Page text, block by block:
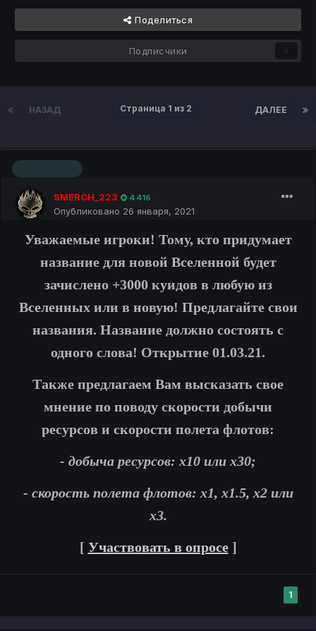
Поделиться
Подписчики 0
НАЗАД ДАЛЕЕ
Страница 1 из 2
SMERCH_223 4 416
Опубликовано 26 января, 2021
Уважаемые игроки! Тому, кто придумает
название для новой Вселенной будет
зачислено +3000 куидов в любую из
Вселенных или в новую! Предлагайте свои
названия. Название должно состоять с
одного слова! Открытие 01.03.21.
Также предлагаем Вам высказать свое
мнение по поводу скорости добычи
ресурсов и скорости полета флотов:
- добыча ресурсов: х10 или х30;
- скорость полета флотов: х1, x1.5, х2 или
х3.
[ Участвовать в опросе]
1